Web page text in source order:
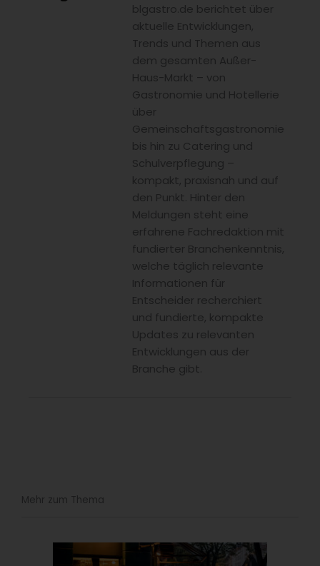
blgastro.de berichtet über
aktuelle Entwicklungen,
Trends und Themen aus
dem gesamten Außer-
Haus-Markt – von
Gastronomie und Hotellerie
über
Gemeinschaftsgastronomie
bis hin zu Catering und
Schulverpflegung –
kompakt, praxisnah und auf
den Punkt. Hinter den
Meldungen steht eine
erfahrene Fachredaktion mit
fundierter Branchenkenntnis,
welche täglich relevante
Informationen für
Entscheider recherchiert
und fundierte, kompakte
Updates zu relevanten
Entwicklungen aus der
Branche gibt.
Mehr zum Thema